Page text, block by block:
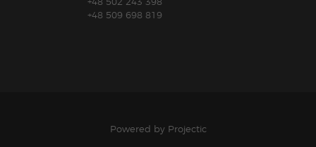
+48 509 698 819
Powered by Projectic